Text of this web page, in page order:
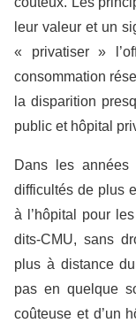
leur valeur et un
« privatiser »
consommation
la disparition
public et hôpital
Dans les années
difficultés de plus
à l’hôpital pour
dits-CMU, sans
plus à distance
pas en quelque
coûteuse et d’un